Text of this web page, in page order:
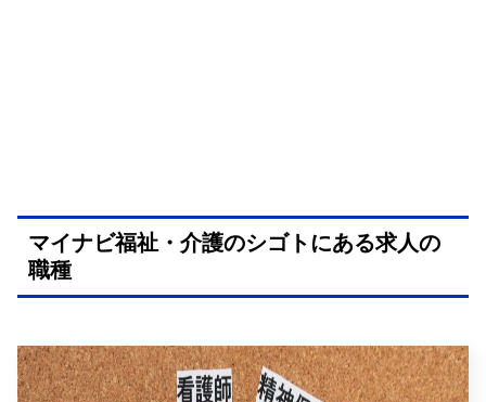
マイナビ福祉・介護のシゴトにある求人の
職種